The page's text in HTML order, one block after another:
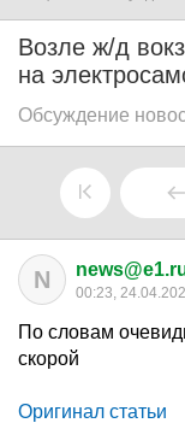
Возле ж/д
на
Обсуждение
N 00:23,
По словам
скорой
Оригинал статьи